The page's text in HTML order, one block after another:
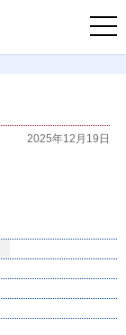
2025年12月19日